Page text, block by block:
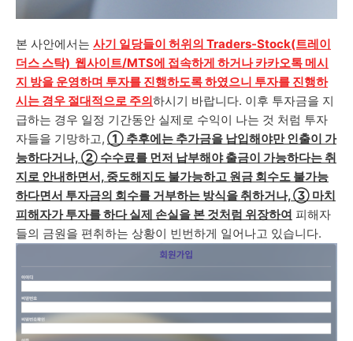
본 사안에서는 사기 일당들이 허위의 Traders-Stock(트레이
더스 스탁) 웹사이트/MTS에 접속하게 하거나 카카오톡 메시
지 방을 운영하며 투자를 진행하도록 하였으니 투자를 진행하
시는 경우 절대적으로 주의하시기 바랍니다. 이후 투자금을 지
급하는 경우 일정 기간동안 실제로 수익이 나는 것 처럼 투자
자들을 기망하고, ① 추후에는 추가금을 납입해야만 인출이 가
능하다거나, ② 수수료를 먼저 납부해야 출금이 가능하다는 취
지로 안내하면서, 중도해지도 불가능하고 원금 회수도 불가능
하다면서 투자금의 회수를 거부하는 방식을 취하거나, ③ 마치
피해자가 투자를 하다 실제 손실을 본 것처럼 위장하여 피해자
들의 금원을 편취하는 상황이 빈번하게 일어나고 있습니다.